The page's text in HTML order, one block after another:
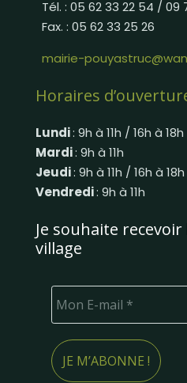
Tél. : 05 62 33 22 54 / 09
Fax. : 05 62 33 25 26
mairie-
Horaires
Lundi: 9h à 11h / 16h à 18h
Mardi: 9h à 11h
Jeudi: 9h à 11h / 16h à 18h
Vendredi: 9h à 11h
Je souhaite
village